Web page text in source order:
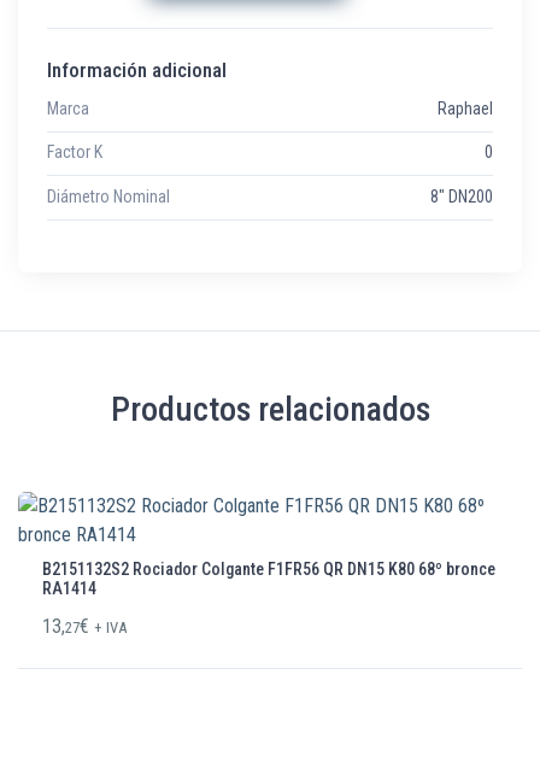
Información adicional
Marca Raphael
Factor K 0
Diámetro Nominal 8" DN200
Productos relacionados
B2151132S2 Rociador Colgante F1FR56 QR DN15 K80 68º bronce
RA1414
13,27€ + IVA